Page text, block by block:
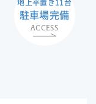
地上平置き11台
駐車場完備
ACCESS